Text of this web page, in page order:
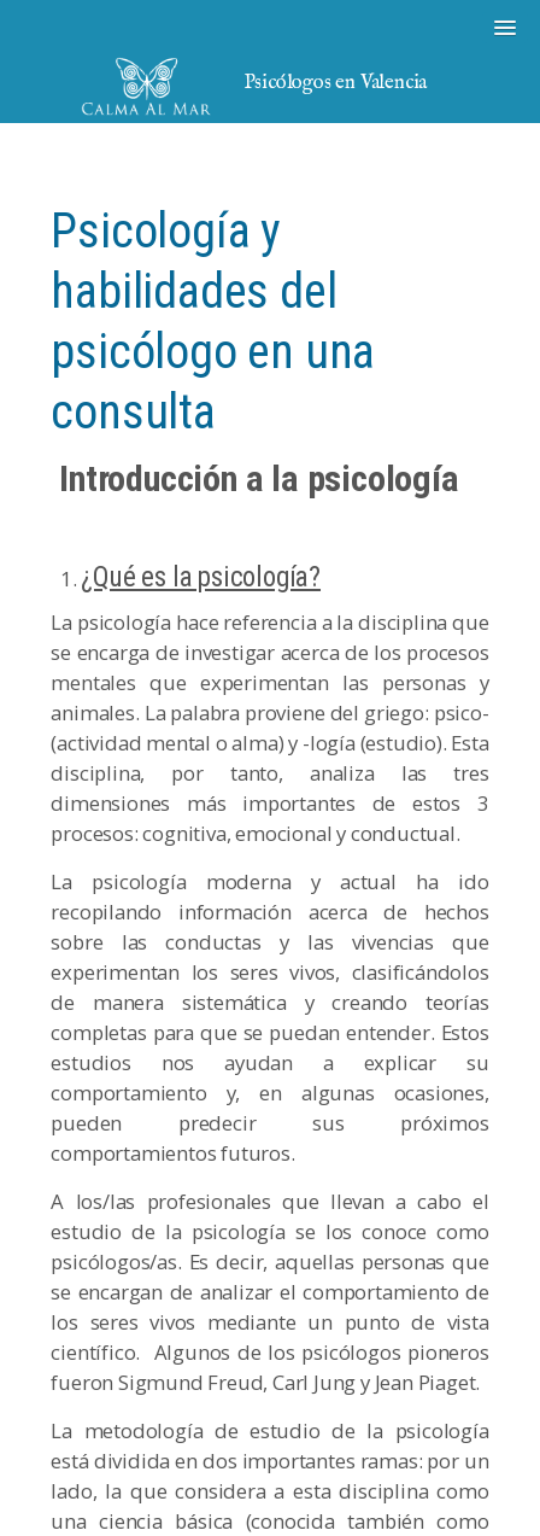
Psicólogos en Valencia
Psicología y
habilidades del
psicólogo en una
consulta
Introducción a la psicología
¿Qué es la psicología?
La psicología hace referencia a la disciplina que
se encarga de investigar acerca de los procesos
mentales que experimentan las personas y
animales. La palabra proviene del griego: psico-
(actividad mental o alma) y -logía (estudio). Esta
disciplina, por tanto, analiza las tres
dimensiones más importantes de estos 3
procesos: cognitiva, emocional y conductual.
La psicología moderna y actual ha ido
recopilando información acerca de hechos
sobre las conductas y las vivencias que
experimentan los seres vivos, clasificándolos
de manera sistemática y creando teorías
completas para que se puedan entender. Estos
estudios nos ayudan a explicar su
comportamiento y, en algunas ocasiones,
pueden predecir sus próximos
comportamientos futuros.
A los/las profesionales que llevan a cabo el
estudio de la psicología se los conoce como
psicólogos/as. Es decir, aquellas personas que
se encargan de analizar el comportamiento de
los seres vivos mediante un punto de vista
científico. Algunos de los psicólogos pioneros
fueron Sigmund Freud, Carl Jung y Jean Piaget.
La metodología de estudio de la psicología
está dividida en dos importantes ramas: por un
lado, la que considera a esta disciplina como
una ciencia básica (conocida también como